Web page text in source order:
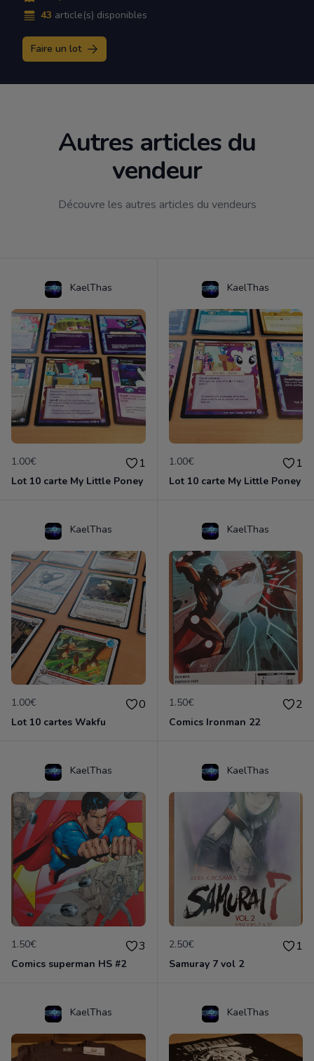
43 article(s) disponibles
Faire un lot
Autres articles du
vendeur
Découvre les autres articles du vendeurs
KaelThas
1.00€ 1
Lot 10 carte My Little Poney
KaelThas
1.00€ 1
Lot 10 carte My Little Poney
KaelThas
1.00€ 0
Lot 10 cartes Wakfu
KaelThas
1.50€ 2
Comics Ironman 22
KaelThas
1.50€ 3
Comics superman HS #2
KaelThas
2.50€ 1
Samuray 7 vol 2
KaelThas KaelThas